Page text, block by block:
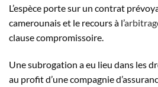
L’espèce porte sur un contrat
camerounais et le recours à l’
clause compromissoire.
Une subrogation a eu lieu dans les
au profit d’une compagnie